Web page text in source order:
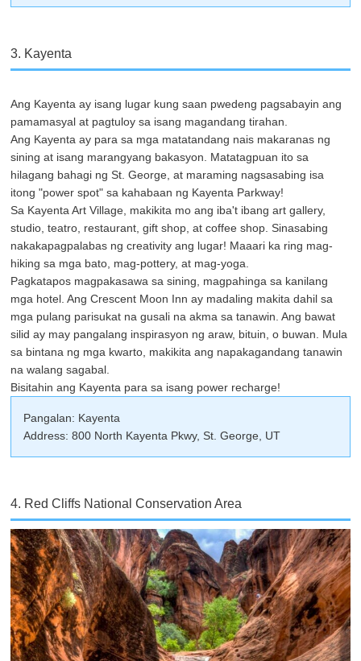
3. Kayenta
Ang Kayenta ay isang lugar kung saan pwedeng pagsabayin ang
pamamasyal at pagtuloy sa isang magandang tirahan.
Ang Kayenta ay para sa mga matatandang nais makaranas ng
sining at isang marangyang bakasyon. Matatagpuan ito sa
hilagang bahagi ng St. George, at maraming nagsasabing isa
itong "power spot" sa kahabaan ng Kayenta Parkway!
Sa Kayenta Art Village, makikita mo ang iba't ibang art gallery,
studio, teatro, restaurant, gift shop, at coffee shop. Sinasabing
nakakapagpalabas ng creativity ang lugar! Maaari ka ring mag-
hiking sa mga bato, mag-pottery, at mag-yoga.
Pagkatapos magpakasawa sa sining, magpahinga sa kanilang
mga hotel. Ang Crescent Moon Inn ay madaling makita dahil sa
mga pulang parisukat na gusali na akma sa tanawin. Ang bawat
silid ay may pangalang inspirasyon ng araw, bituin, o buwan. Mula
sa bintana ng mga kwarto, makikita ang napakagandang tanawin
na walang sagabal.
Bisitahin ang Kayenta para sa isang power recharge!
Pangalan: Kayenta
Address: 800 North Kayenta Pkwy, St. George, UT
4. Red Cliffs National Conservation Area